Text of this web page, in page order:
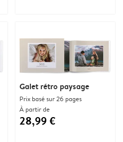
Galet rétro paysage
Prix basé sur 26 pages
À partir de
28,99 €